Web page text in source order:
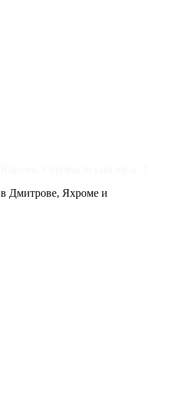
Дмитрове, Яхроме и